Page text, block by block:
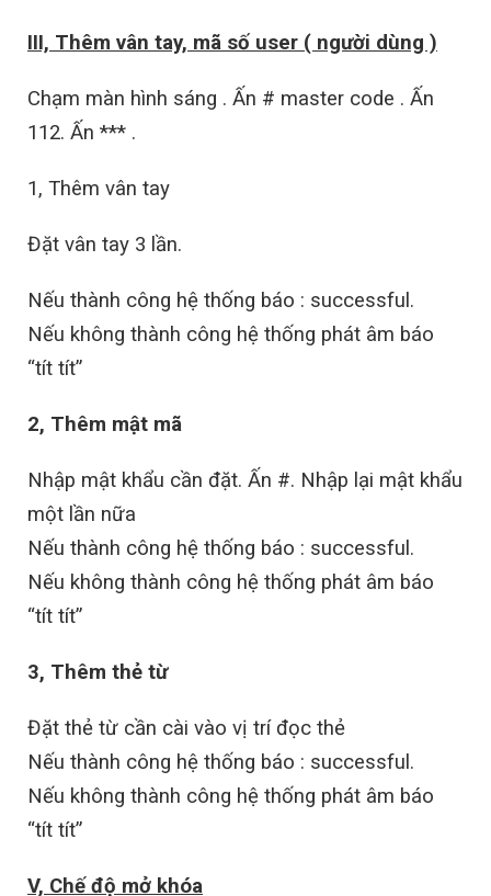
III, Thêm vân tay, mã số user ( người dùng )
Chạm màn hình sáng . Ấn # master code . Ấn
112. Ấn *** .
1, Thêm vân tay
Đặt vân tay 3 lần.
Nếu thành công hệ thống báo : successful.
Nếu không thành công hệ thống phát âm báo
“tít tít”
2, Thêm mật mã
Nhập mật khẩu cần đặt. Ấn #. Nhập lại mật khẩu
một lần nữa
Nếu thành công hệ thống báo : successful.
Nếu không thành công hệ thống phát âm báo
“tít tít”
3, Thêm thẻ từ
Đặt thẻ từ cần cài vào vị trí đọc thẻ
Nếu thành công hệ thống báo : successful.
Nếu không thành công hệ thống phát âm báo
“tít tít”
V, Chế độ mở khóa